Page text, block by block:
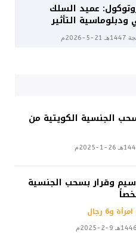
عميد السلك
ودبلوماسية التأثير
الجنسية الكويتية من
3 مراسيم وقرار بسحب الجنسية